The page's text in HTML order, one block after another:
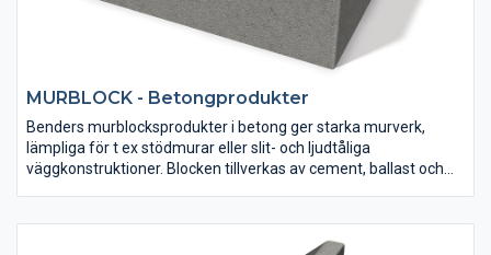
MURBLOCK - Betongprodukter
Benders murblocksprodukter i betong ger starka murverk,
lämpliga för t ex stödmurar eller slit- och ljudtåliga
väggkonstruktioner. Blocken tillverkas av cement, ballast och